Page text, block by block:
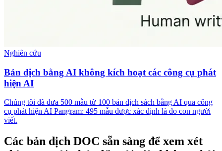
Nghiên cứu
Bản dịch bằng AI không kích hoạt các công cụ phát
hiện AI
Chúng tôi đã đưa 500 mẫu từ 100 bản dịch sách bằng AI qua công
cụ phát hiện AI Pangram: 495 mẫu được xác định là do con người
viết.
Các bản dịch DOC sẵn sàng để xem xét